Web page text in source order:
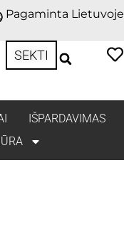
Pagaminta Lietuvoje
SEKTI
IŠPARDAVIMAS